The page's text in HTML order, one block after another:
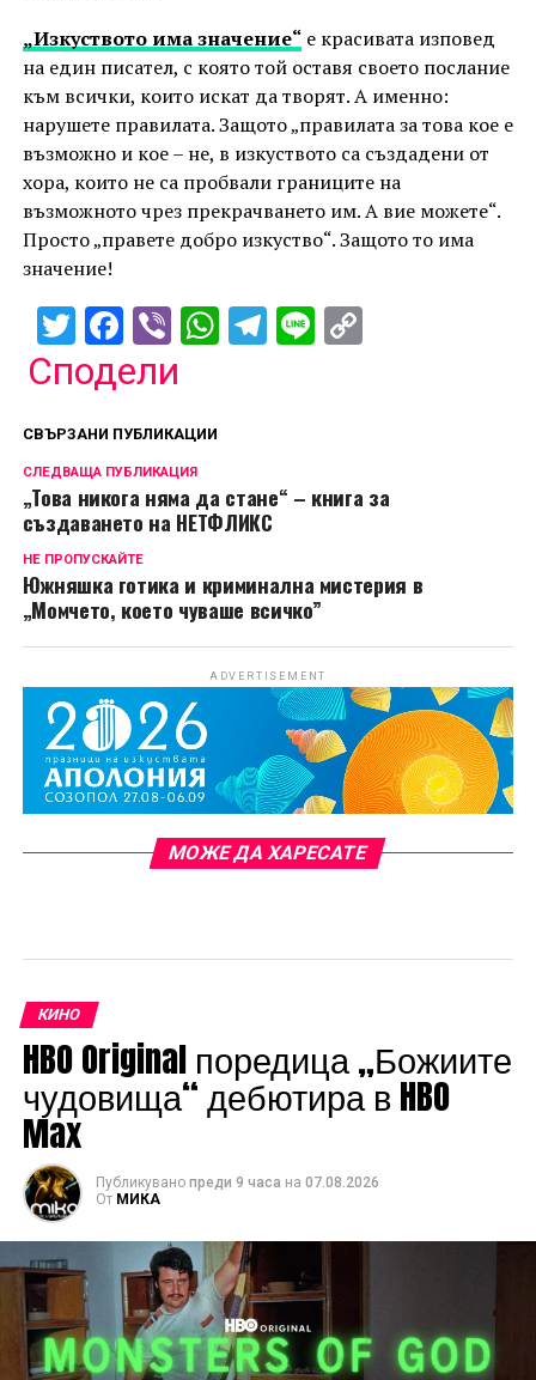
„Изкуството има значение“е красивата изповед
на един писател, с която той оставя своето послание
към всички, които искат да творят. А именно:
нарушете правилата. Защото „правилата за това кое е
възможно и кое – не, в изкуството са създадени от
хора, които не са пробвали границите на
възможното чрез прекрачването им. А вие можете“.
Просто „правете добро изкуство“. Защото то има
значение!
Twitter
Facebook
ViberWhatsApp
Telegram
LineCopy
Сподели
СВЪРЗАНИ ПУБЛИКАЦИИ
СЛЕДВАЩА ПУБЛИКАЦИЯ
„Това никога няма да стане“ – книга за
създаването на НЕТФЛИКС
НЕ ПРОПУСКАЙТЕ
Южняшка готика и криминална мистерия в
„Момчето, което чуваше всичко”
ADVERTISEMENT
МОЖЕ ДА ХАРЕСАТЕ
КИНО
HBO Original поредица „Божиите
чудовища“ дебютира в HBO
Max
Публикувано преди 9 часа на 07.08.2026
От МИКА